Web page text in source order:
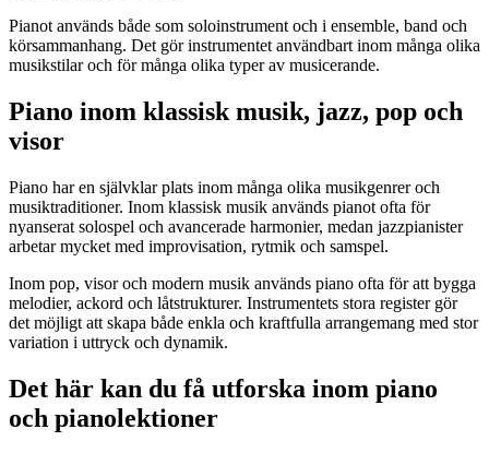
Pianot används både som soloinstrument och i ensemble, band och
körsammanhang. Det gör instrumentet användbart inom många olika
musikstilar och för många olika typer av musicerande.
Piano inom klassisk musik, jazz, pop och
visor
Piano har en självklar plats inom många olika musikgenrer och
musiktraditioner. Inom klassisk musik används pianot ofta för
nyanserat solospel och avancerade harmonier, medan jazzpianister
arbetar mycket med improvisation, rytmik och samspel.
Inom pop, visor och modern musik används piano ofta för att bygga
melodier, ackord och låtstrukturer. Instrumentets stora register gör
det möjligt att skapa både enkla och kraftfulla arrangemang med stor
variation i uttryck och dynamik.
Det här kan du få utforska inom piano
och pianolektioner